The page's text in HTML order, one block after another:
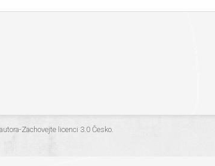
Zachovejte licenci 3.0 Česko.